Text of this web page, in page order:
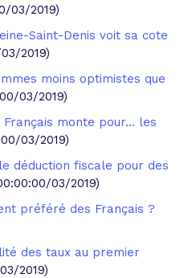
03/2019)
Saint-Denis voit sa cote
2019)
moins optimistes que
03/2019)
monte pour... les
03/2019)
déduction fiscale pour des
03/2019)
préféré des Français ?
des taux au premier
2019)